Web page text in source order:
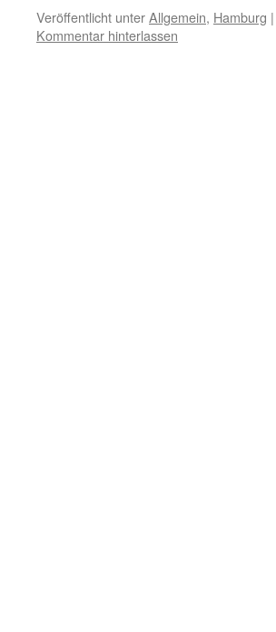
Veröffentlicht unterAllgemein, Hamburg |
Kommentar hinterlassen